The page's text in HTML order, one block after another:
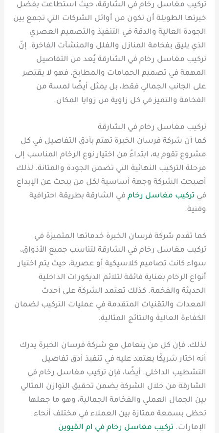
تركيب مغاسل رخام في الشارقة، حيث استطاعت بفضل
خبرتها الطويلة أن تكون من أوائل الشركات التي تجمع بين
الجودة العالية والدقة في التنفيذ والتصميم العصري
الذي يليق بفخامة المنازل والفلل والمنشآت الفاخرة. إنّ
تركيب مغاسل رخام في الشارقة يُعد من التفاصيل
المهمة في تصميم الحمامات والمطابخ، فهو لا يقتصر
على الجانب الجمالي فقط، بل يمثل أيضًا لمسة من
الفخامة والتميز في كل زاوية من زوايا المكان.
تركيب مغاسل رخام في الشارقة
كما أن شركة فرسان الخبرة تهتم بأدق التفاصيل في كل
مشروع تقوم به، ابتداءً من اختيار نوع الرخام المناسب إلى
مرحلة التركيب النهائية التي تضمن الجودة والمتانة. لذلك
أصبحت الشركة وجهة أساسية لكل من يبحث عن الإبداع
في تركيب مغاسل رخام في الشارقة بطريقة احترافية
وفنية.
كما تقدم شركة فرسان الخبرة خدماتها المتميزة في
تركيب مغاسل رخام في الشارقة لتناسب جميع الأذواق،
سواء كانت تصاميم كلاسيكية أو عصرية، حيث يتم اختيار
أنواع الرخام بعناية فائقة لتلائم الديكورات الداخلية
الحديثة والفخمة. كذلك تعتمد الشركة على أحدث
المعدات والتقنيات المتقدمة في عمليات التركيب لضمان
الكفاءة العالية والنتائج المثالية.
لذلك، فإن كل من يتعامل مع شركة فرسان الخبرة يدرك
أنه اختار شريكًا يعتمد عليه في تنفيذ أدق تفاصيل
التشطيب الداخلي. أيضًا، فإن تركيب مغاسل رخام في
الشارقة من خلال الشركة يضمن تحقيق التوازن المثالي
بين الجمال العملي والفخامة الجمالية، وهو ما جعلها
تحظى بسمعة ممتازة بين العملاء في مختلف أنحاء
الإمارات. تركيب مغاسل رخام في ام القيوين